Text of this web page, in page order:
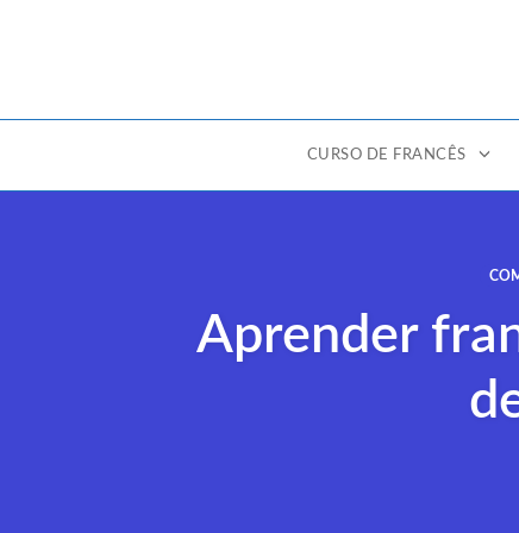
CURSO DE FRANCÊS
Aprender